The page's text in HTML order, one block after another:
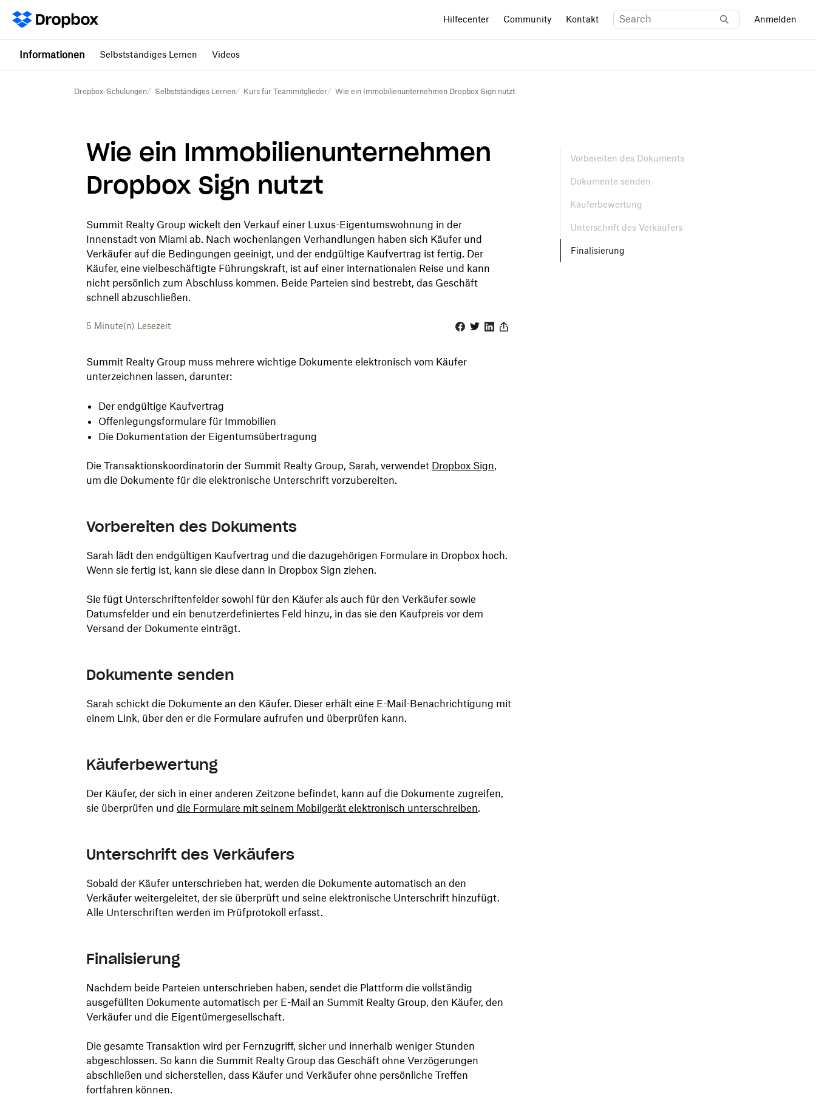
Hilfecenter Community Kontakt Anmelden
Informationen Selbstständiges Lernen Videos
Dropbox-Schulungen Selbstständiges Lernen Kurs für Teammitglieder Wie ein Immobilienunternehmen Dropbox Sign nutzt
Wie ein Immobilienunternehmen
Dropbox Sign nutzt
Summit Realty Group wickelt den Verkauf einer Luxus-Eigentumswohnung in der
Innenstadt von Miami ab. Nach wochenlangen Verhandlungen haben sich Käufer und
Verkäufer auf die Bedingungen geeinigt, und der endgültige Kaufvertrag ist fertig. Der
Käufer, eine vielbeschäftigte Führungskraft, ist auf einer internationalen Reise und kann
nicht persönlich zum Abschluss kommen. Beide Parteien sind bestrebt, das Geschäft
schnell abzuschließen.
5 Minute(n) Lesezeit
Summit Realty Group muss mehrere wichtige Dokumente elektronisch vom Käufer
unterzeichnen lassen, darunter:
Der endgültige Kaufvertrag
Offenlegungsformulare für Immobilien
Die Dokumentation der Eigentumsübertragung
Die Transaktionskoordinatorin der Summit Realty Group, Sarah, verwendet Dropbox Sign,
um die Dokumente für die elektronische Unterschrift vorzubereiten.
Vorbereiten des Dokuments
Sarah lädt den endgültigen Kaufvertrag und die dazugehörigen Formulare in Dropbox hoch.
Wenn sie fertig ist, kann sie diese dann in Dropbox Sign ziehen.
Sie fügt Unterschriftenfelder sowohl für den Käufer als auch für den Verkäufer sowie
Datumsfelder und ein benutzerdefiniertes Feld hinzu, in das sie den Kaufpreis vor dem
Versand der Dokumente einträgt.
Dokumente senden
Sarah schickt die Dokumente an den Käufer. Dieser erhält eine E-Mail-Benachrichtigung mit
einem Link, über den er die Formulare aufrufen und überprüfen kann.
Käuferbewertung
Der Käufer, der sich in einer anderen Zeitzone befindet, kann auf die Dokumente zugreifen,
sie überprüfen und die Formulare mit seinem Mobilgerät elektronisch unterschreiben.
Unterschrift des Verkäufers
Sobald der Käufer unterschrieben hat, werden die Dokumente automatisch an den
Verkäufer weitergeleitet, der sie überprüft und seine elektronische Unterschrift hinzufügt.
Alle Unterschriften werden im Prüfprotokoll erfasst.
Finalisierung
Nachdem beide Parteien unterschrieben haben, sendet die Plattform die vollständig
ausgefüllten Dokumente automatisch per E-Mail an Summit Realty Group, den Käufer, den
Verkäufer und die Eigentümergesellschaft.
Die gesamte Transaktion wird per Fernzugriff, sicher und innerhalb weniger Stunden
abgeschlossen. So kann die Summit Realty Group das Geschäft ohne Verzögerungen
abschließen und sicherstellen, dass Käufer und Verkäufer ohne persönliche Treffen
fortfahren können.
Vorbereiten des Dokuments
Dokumente senden
Käuferbewertung
Unterschrift des Verkäufers
Finalisierung